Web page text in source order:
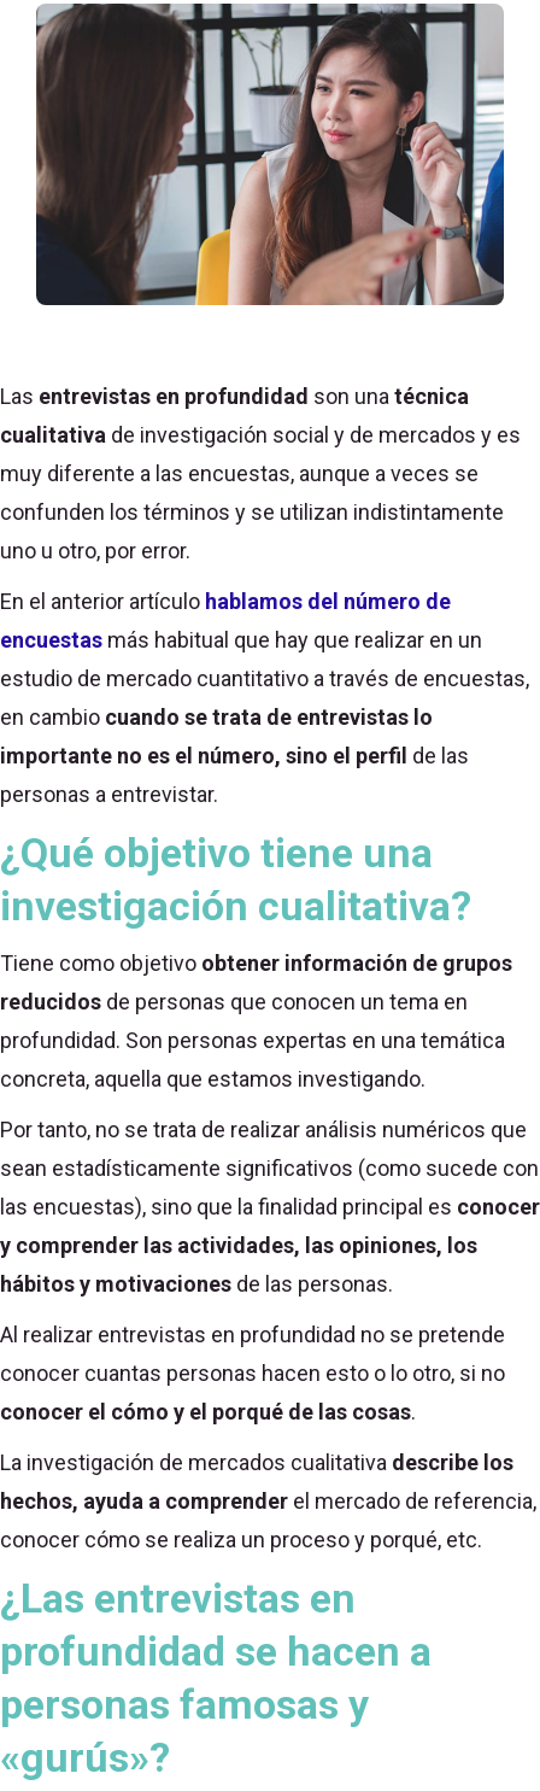
Las entrevistas en profundidad son una técnica
cualitativa de investigación social y de mercados y es
muy diferente a las encuestas, aunque a veces se
confunden los términos y se utilizan indistintamente
uno u otro, por error.
En el anterior artículo hablamos del número de
encuestas más habitual que hay que realizar en un
estudio de mercado cuantitativo a través de encuestas,
en cambio cuando se trata de entrevistas lo
importante no es el número, sino el perfil de las
personas a entrevistar.
¿Qué objetivo tiene una
investigación cualitativa?
Tiene como objetivo obtener información de grupos
reducidos de personas que conocen un tema en
profundidad. Son personas expertas en una temática
concreta, aquella que estamos investigando.
Por tanto, no se trata de realizar análisis numéricos que
sean estadísticamente significativos (como sucede con
las encuestas), sino que la finalidad principal es conocer
y comprender las actividades, las opiniones, los
hábitos y motivaciones de las personas.
Al realizar entrevistas en profundidad no se pretende
conocer cuantas personas hacen esto o lo otro, si no
conocer el cómo y el porqué de las cosas.
La investigación de mercados cualitativa describe los
hechos, ayuda a comprender el mercado de referencia,
conocer cómo se realiza un proceso y porqué, etc.
¿Las entrevistas en
profundidad se hacen a
personas famosas y
«gurús»?